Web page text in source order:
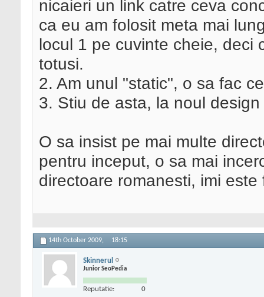
nicaieri un link catre ceva
ca eu am folosit meta mai
locul 1 pe cuvinte cheie, deci
totusi.
2. Am unul "static", o sa fac
3. Stiu de asta, la noul
O sa insist pe mai multe
pentru inceput, o sa mai
directoare romanesti, imi
14th October 2009, 18:15
Skinnerul
Junior SeoPedia
Reputatie: 0